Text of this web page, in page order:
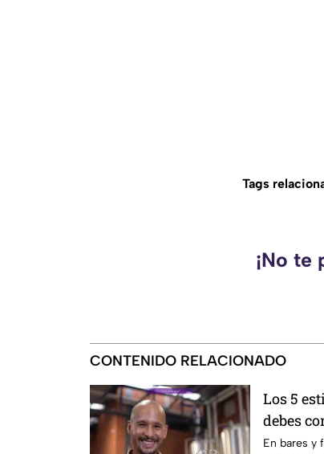
Tags
¡No te
CONTENIDO RELACIONADO
Los 5
debes
En bares y